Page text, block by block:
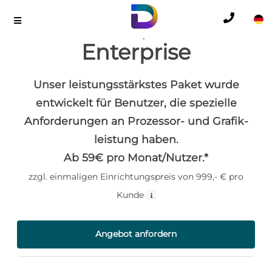
Enterprise
Unser leistungsstärkstes Paket wurde
entwickelt für Benutzer, die spezielle
Anforderungen an Prozessor- und Grafik­
leistung haben.
Ab 59€ pro Monat/Nutzer.*
zzgl. einmaligen Einrichtungspreis von 999,- € pro
Kunde
Angebot anfordern